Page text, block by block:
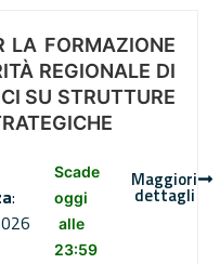
LA FORMAZIONE
REGIONALE DI
SU STRUTTURE
:
Scade
oggi
alle
23:59
Maggiori
dettagli